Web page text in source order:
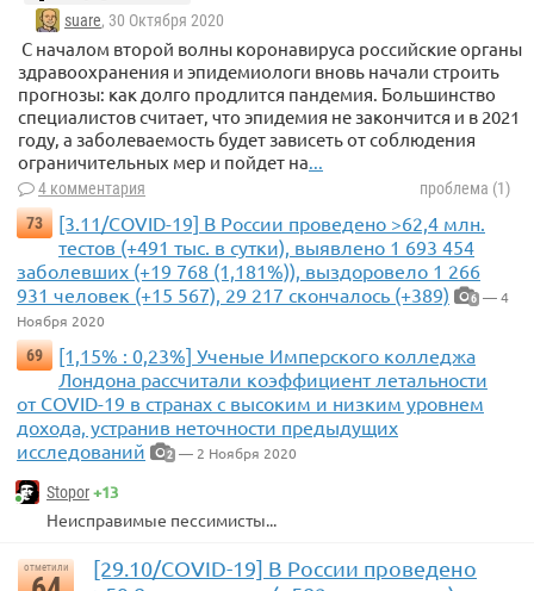
suare, 30 Октября 2020
С началом второй волны коронавируса российские органы
здравоохранения и эпидемиологи вновь начали строить
прогнозы: как долго продлится пандемия. Большинство
специалистов считает, что эпидемия не закончится и в 2021
году, а заболеваемость будет зависеть от соблюдения
ограничительных мер и пойдет на
4 комментария
проблема (1)
73
[3.11/COVID-19] В России проведено >62,4 млн.
тестов (+491 тыс. в сутки), выявлено 1 693 454
заболевших (+19 768 (1,181%)), выздоровело 1 266
931 человек (+15 567), 29 217 скончалось (+389)
6 — 4
Ноября 2020
69
[1,15% : 0,23%] Ученые Имперского колледжа
Лондона рассчитали коэффициент летальности
от COVID-19 в странах с высоким и низким уровнем
дохода, устранив неточности предыдущих
исследований
2 — 2 Ноября 2020
Stopor+13
Неисправимые пессимисты...
отметили
[29.10/COVID-19] В России проведено